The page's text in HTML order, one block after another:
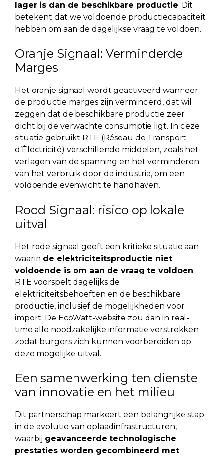
lager is dan de beschikbare productie. Dit
betekent dat we voldoende productiecapaciteit
hebben om aan de dagelijkse vraag te voldoen.
Oranje Signaal: Verminderde
Marges
Het oranje signaal wordt geactiveerd wanneer
de productie marges zijn verminderd, dat wil
zeggen dat de beschikbare productie zeer
dicht bij de verwachte consumptie ligt. In deze
situatie gebruikt RTE (Réseau de Transport
d’Électricité) verschillende middelen, zoals het
verlagen van de spanning en het verminderen
van het verbruik door de industrie, om een
voldoende evenwicht te handhaven.
Rood Signaal: risico op lokale
uitval
Het rode signaal geeft een kritieke situatie aan
waarin de elektriciteitsproductie niet
voldoende is om aan de vraag te voldoen.
RTE voorspelt dagelijks de
elektriciteitsbehoeften en de beschikbare
productie, inclusief de mogelijkheden voor
import. De EcoWatt-website zou dan in real-
time alle noodzakelijke informatie verstrekken
zodat burgers zich kunnen voorbereiden op
deze mogelijke uitval.
Een samenwerking ten dienste
van innovatie en het milieu
Dit partnerschap markeert een belangrijke stap
in de evolutie van oplaadinfrastructuren,
waarbij geavanceerde technologische
prestaties worden gecombineerd met